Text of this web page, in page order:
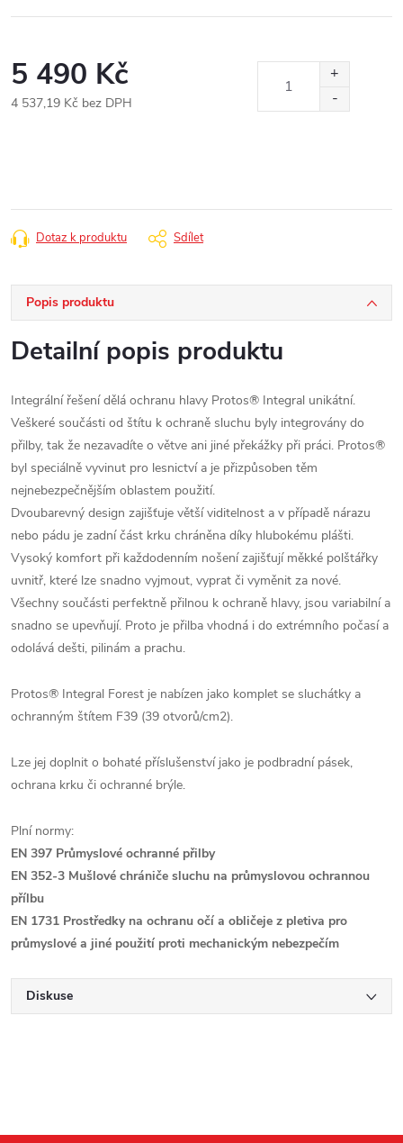
5 490 Kč
4 537,19 Kč bez DPH
Dotaz k produktu Sdílet
Popis produktu
Detailní popis produktu
Integrální řešení dělá ochranu hlavy Protos® Integral unikátní.
Veškeré součásti od štítu k ochraně sluchu byly integrovány do
přilby, tak že nezavadíte o větve ani jiné překážky při práci. Protos®
byl speciálně vyvinut pro lesnictví a je přizpůsoben těm
nejnebezpečnějším oblastem použití.
Dvoubarevný design zajišťuje větší viditelnost a v případě nárazu
nebo pádu je zadní část krku chráněna díky hlubokému plášti.
Vysoký komfort při každodenním nošení zajišťují měkké polštářky
uvnitř, které lze snadno vyjmout, vyprat či vyměnit za nové.
​Všechny součásti perfektně přilnou k ochraně hlavy, jsou variabilní a
snadno se upevňují. Proto je přilba vhodná i do extrémního počasí a
odolává dešti, pilinám a prachu.
Protos® Integral Forest je nabízen jako komplet se sluchátky a
ochranným štítem F39 (39 otvorů/cm2).
Lze jej doplnit o bohaté příslušenství jako je podbradní pásek,
ochrana krku či ochranné brýle.
Plní normy:
EN 397 Průmyslové ochranné přilby
EN 352-3 Mušlové chrániče sluchu na průmyslovou ochrannou
přílbu
EN 1731 Prostředky na ochranu očí a obličeje z pletiva pro
průmyslové a jiné použití proti mechanickým nebezpečím
Diskuse